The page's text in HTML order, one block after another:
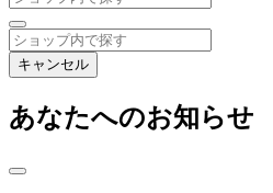
キャンセル
あなたへのお知らせ